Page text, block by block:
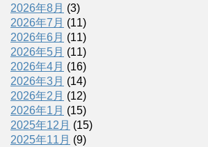
2026年8月 (3)
2026年7月 (11)
2026年6月 (11)
2026年5月 (11)
2026年4月 (16)
2026年3月 (14)
2026年2月 (12)
2026年1月 (15)
2025年12月 (15)
2025年11月 (9)